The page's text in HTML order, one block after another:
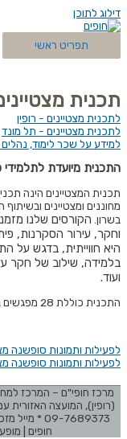
דילוג לתוכן
תפריט ראשי
תכנית
לתכנית מצטיינים - רופין
לתכנית מצטיינים - תל מונד
למידע על שכר לימוד,
התכנית מיועדת לתלמידי
תכנית המצטיינים הינה
מחוננים ומצטיינים
בשרון. הקורסים שלנו
וחקר, עירור הסקרנות,
היא חווייתית, בדגש על
בלמידה, שילוב של חקר
ועוד.
התכנית כוללת 28 מפגשים במהלך השנה.
לפעילות ותמונות סופשנה
לפעילות ותמונות סופשנה
מרכז חופי"ם – המרכז
09-7689373 * מייל מזכירות: kerenf@hefer.org.il זכויות יוצרים © 2026
חופים |